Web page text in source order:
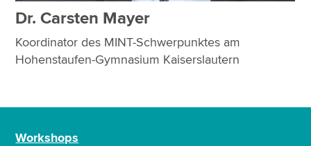
Dr. Carsten Mayer
Koordinator des MINT-Schwerpunktes am
Hohenstaufen-Gymnasium Kaiserslautern
Workshops